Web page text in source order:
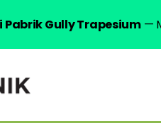
Pabrik Gully Trapesium—